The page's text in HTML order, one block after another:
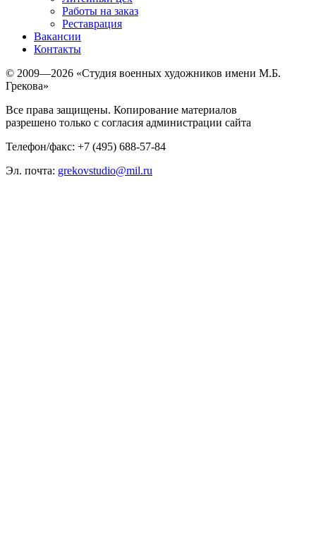
Работы на заказ
Реставрация
Вакансии
Контакты
© 2009—2026 «Студия военных художников имени М.Б.
Грекова»
Все права защищены. Копирование материалов
разрешено только с согласия администрации сайта
Телефон/факс: +7 (495) 688-57-84
Эл. почта: grekovstudio@mil.ru